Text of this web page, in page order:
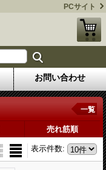
PCサイト
お問い合わせ
一覧
売れ筋順
表示件数: